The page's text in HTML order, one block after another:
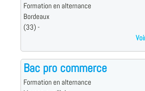
Formation en alternance
Bordeaux
(33) -
Bac pro commerce
Formation en alternance